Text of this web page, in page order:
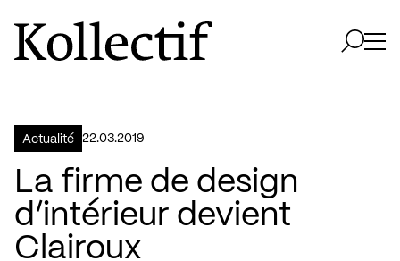
Aller à la page d'accueil
Logo Kollectif
Actualité 22.03.2019
La firme de design
d’intérieur devient
Clairoux